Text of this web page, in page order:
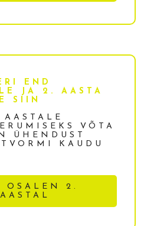
END
JA 2. AASTA
SIIN
AASTALE
VÕTA
ÜHENDUST
KAUDU
OSALEN 2.
AASTAL